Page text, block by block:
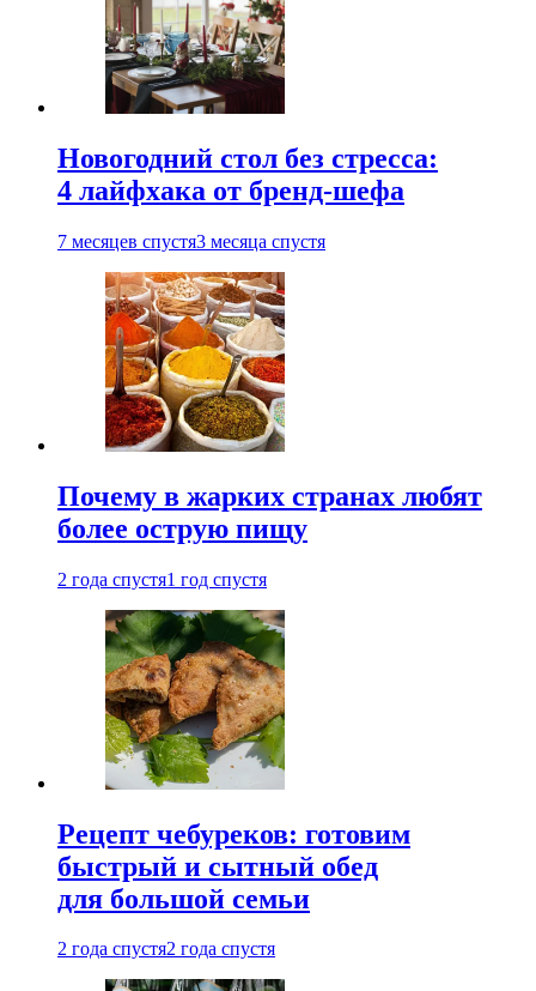
Новогодний стол без стресса:
4 лайфхака от бренд-шефа
7 месяцев спустя3 месяца спустя
Почему в жарких странах любят
более острую пищу
2 года спустя1 год спустя
Рецепт чебуреков: готовим
быстрый и сытный обед
для большой семьи
2 года спустя2 года спустя